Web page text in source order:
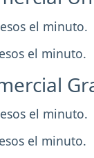
el minuto.
el minuto.
el minuto.
el minuto.